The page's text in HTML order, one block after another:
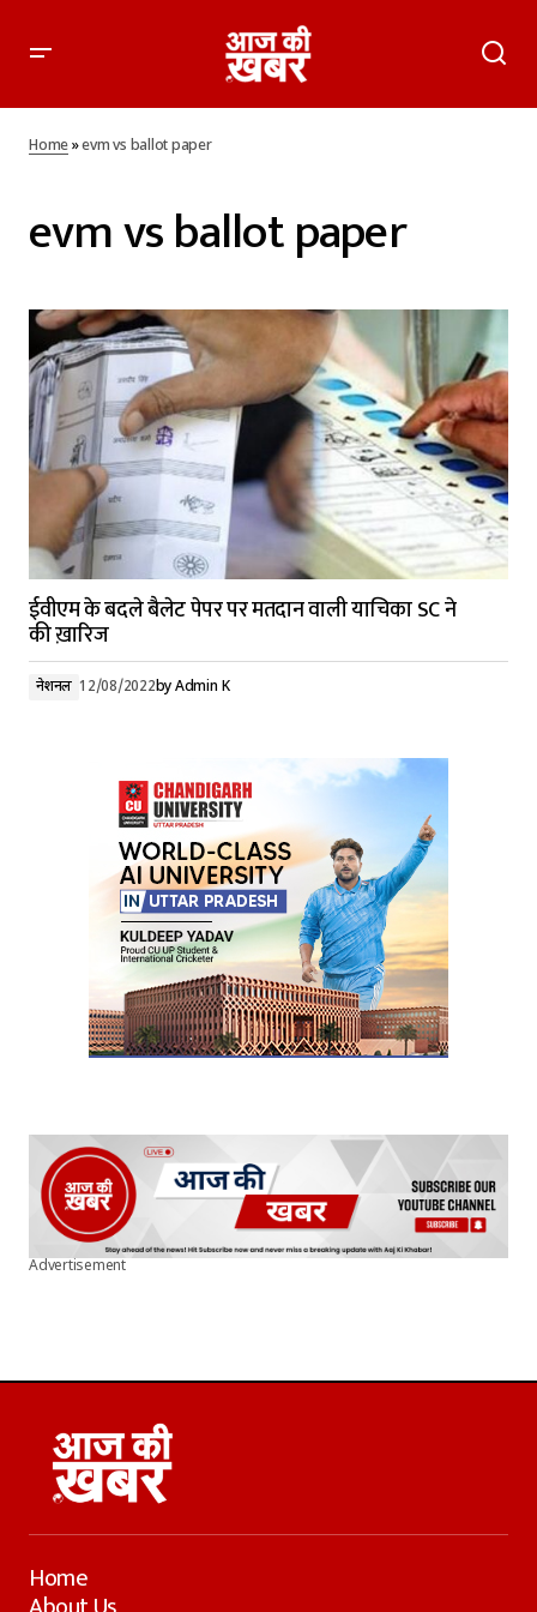
Home»evm vs ballot paper
evm vs ballot paper
ईवीएम के बदले बैलेट पेपर पर मतदान वाली याचिका SC ने
की ख़ारिज
नेशनल 12/08/2022byAdmin K
Advertisement
Home